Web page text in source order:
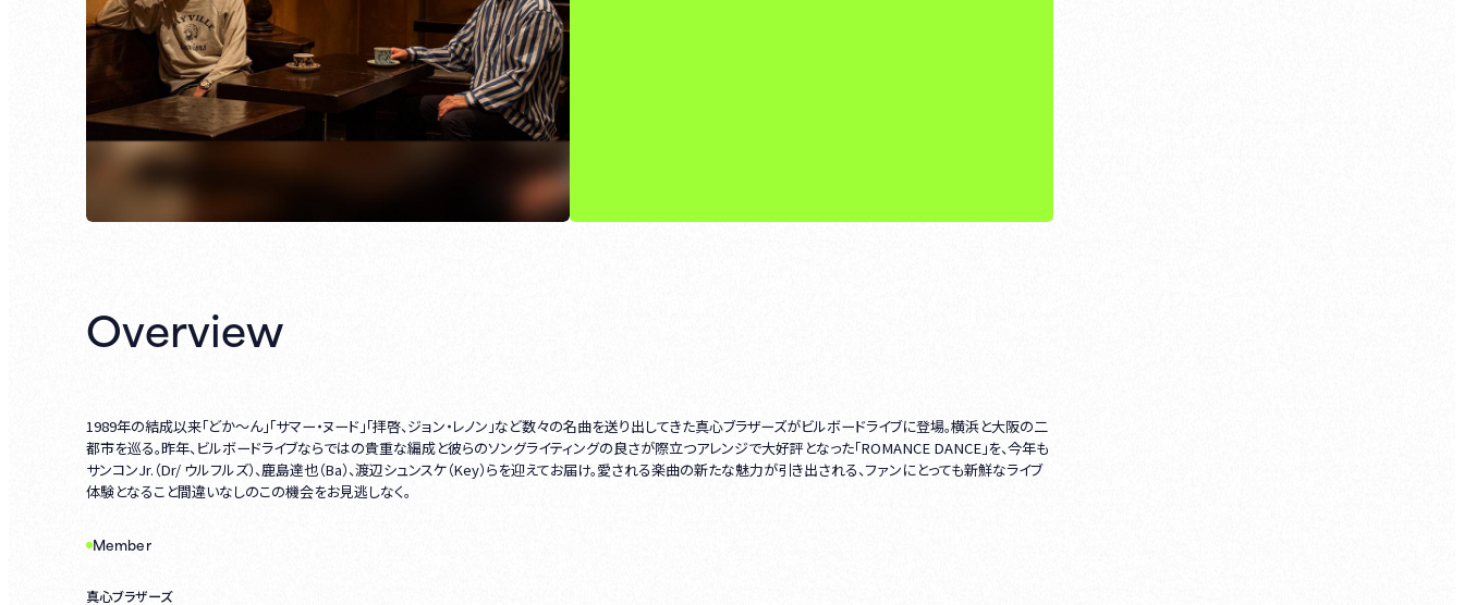
Overview
1989年の結成以来「どか～ん」「サマー・ヌード」「拝啓、ジョン・レノン」など数々の名曲を送り出してきた真心ブラザーズがビルボードライブに登場。横浜と大阪の二
都市を巡る。昨年、ビルボードライブならではの貴重な編成と彼らのソングライティングの良さが際立つアレンジで大好評となった「ROMANCE DANCE」を、今年も
サンコンJr.（Dr/ ウルフルズ）、鹿島達也（Ba）、渡辺シュンスケ（Key）らを迎えてお届け。愛される楽曲の新たな魅力が引き出される、ファンにとっても新鮮なライブ
体験となること間違いなしのこの機会をお見逃しなく。
Member
真心ブラザーズ